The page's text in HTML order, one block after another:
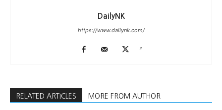
DailyNK
https://www.dailynk.com/
RELATED ARTICLES MORE FROM AUTHOR